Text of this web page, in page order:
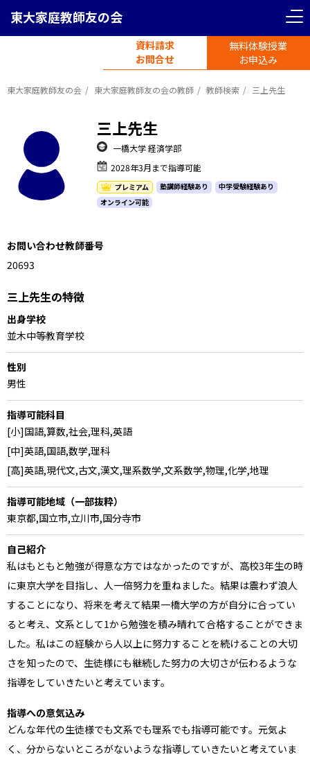
東大家庭教師友の会
資料請求
お問合せ
無料体験授業
お申込み
東大家庭教師友の会 東大家庭教師友の会の教師 教師検索 三上先生
三上先生
一橋大学 経済学部
2028年3月まで指導可能
プレミアム 塾講師経験あり
中学受験経験あり
オンライン可能
お問い合わせ教師番号
1206931
三上先生の特徴
出身学校
並木中等教育学校
性別
男性
指導可能科目
[小]国語,算数,社会,理科,英語
[中]英語,国語,数学,理科
[高]英語,現代文,古文,漢文,理系数学,文系数学,物理,化学,地理
指導可能地域（一部抜粋）
東京都,国立市,立川市,国分寺市
自己紹介
私はもともと勉強が得意な方ではなかったのですが、高校3年生の時
に東京大学を目指し、人一倍努力を重ねました。結果は震わず浪人
することになり、将来を考えて結果一橋大学の方が自分に合ってい
ると考え、文系として1から勉強を積み晴れて合格することができま
した。私はこの経験から人以上に努力することを続けることの大切
さを知ったので、生徒様にも継続した努力の大切さが伝わるような
指導をしていきたいと考えています。
指導への意気込み
どんな年代の生徒様でも文系でも理系でも指導可能です。元気よ
く、分からないところがないような指導していきたいと考えていま